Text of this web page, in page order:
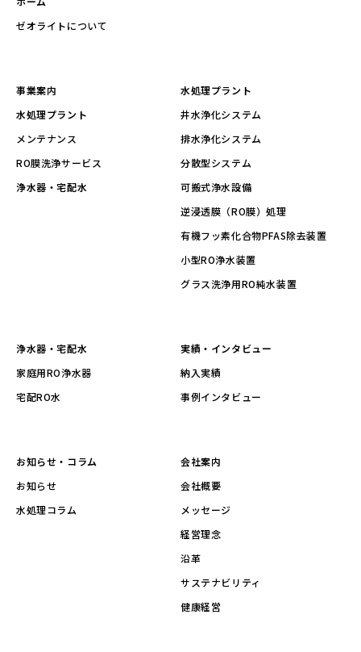
ゼオライトについて
事業案内
水処理プラント
メンテナンス
RO膜洗浄サービス
浄水器・宅配水
水処理プラント
井水浄化システム
排水浄化システム
分散型システム
可搬式浄水設備
逆浸透膜（RO膜）処理
有機フッ素化合物PFAS除去装置
小型RO浄水装置
グラス洗浄用RO純水装置
浄水器・宅配水
家庭用RO浄水器
宅配RO水
実績・インタビュー
納入実績
事例インタビュー
お知らせ・コラム
お知らせ
水処理コラム
会社案内
会社概要
メッセージ
経営理念
沿革
サステナビリティ
健康経営